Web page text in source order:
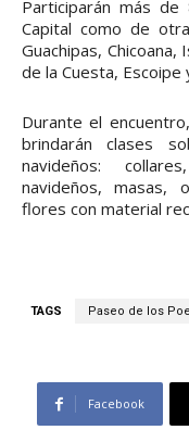
Participarán más
Capital como de
Guachipas, Chicoana,
de la Cuesta, Escoipe
Durante el
brindarán clases
navideños:
navideños, masas,
flores con material
TAGS Paseo de los
Facebook